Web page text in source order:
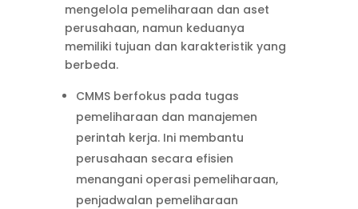
mengelola pemeliharaan dan aset
perusahaan, namun keduanya
memiliki tujuan dan karakteristik yang
berbeda.
CMMS berfokus pada tugas
pemeliharaan dan manajemen
perintah kerja. Ini membantu
perusahaan secara efisien
menangani operasi pemeliharaan,
penjadwalan pemeliharaan